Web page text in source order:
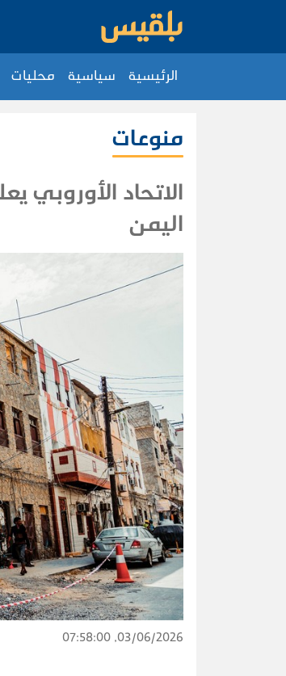
الرئيسية سياسية محليات
منوعات
الاتحاد الأوروبي
اليمن
03/06/2026, 07:58:00